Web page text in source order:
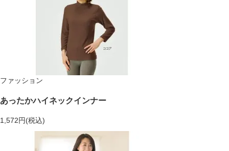
ファッション
あったかハイネックインナー
1,572円(税込)